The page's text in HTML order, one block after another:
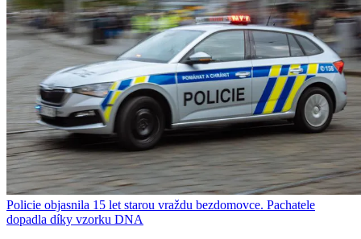
Policie objasnila 15 let starou vraždu bezdomovce. Pachatele
dopadla díky vzorku DNA